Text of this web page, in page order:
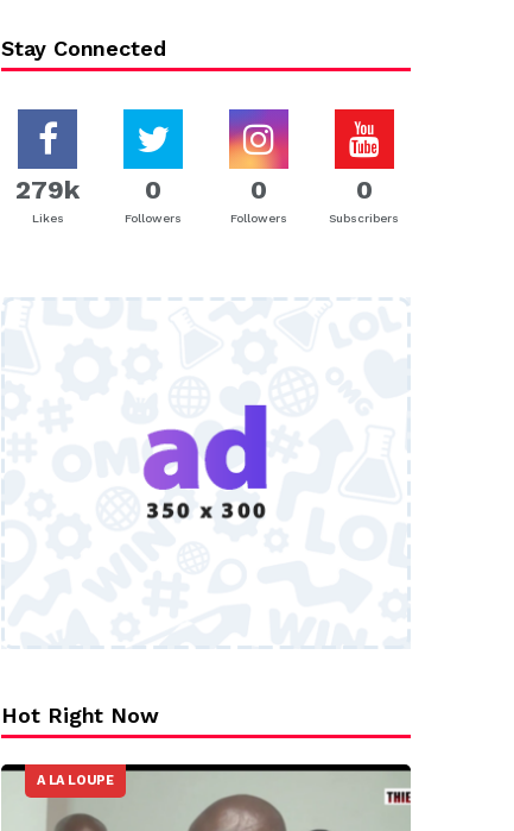
Stay Connected
279k
Likes
0
Followers
0
Followers
0
Subscribers
Hot Right Now
A LA LOUPE